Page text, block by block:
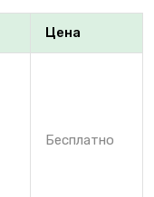
Цена
Бесплатно